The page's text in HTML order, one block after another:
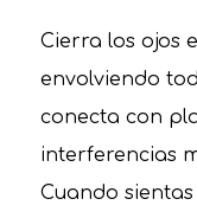
Cierra los ojos
envolviendo
conecta con
interferencias
Cuando